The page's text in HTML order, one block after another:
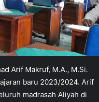
Arif Makruf, M.A., M.Si.
baru 2023/2024. Arif
madrasah Aliyah di